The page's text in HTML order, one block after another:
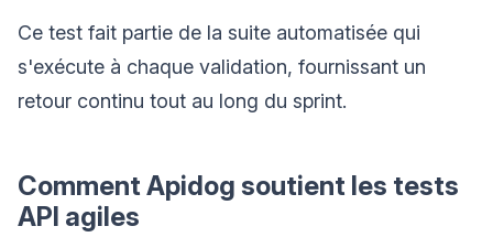
Ce test fait partie de la suite automatisée qui
s'exécute à chaque validation, fournissant un
retour continu tout au long du sprint.
Comment Apidog soutient les tests
API agiles